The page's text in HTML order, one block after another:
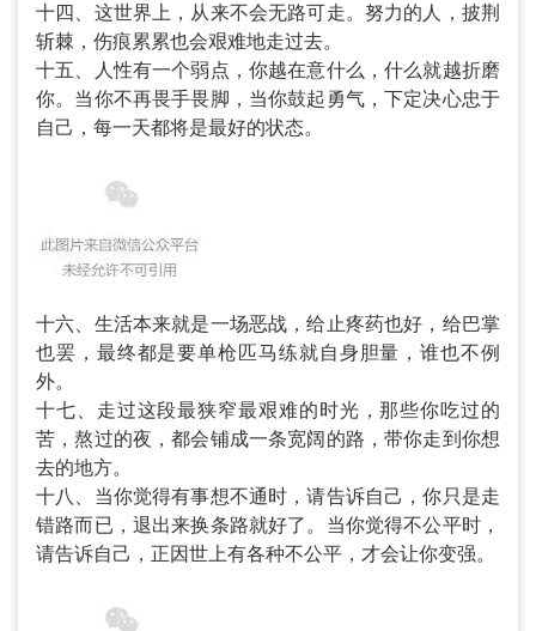
十四、这世界上，从来不会无路可走。努力的人，披荆
斩棘，伤痕累累也会艰难地走过去。
十五、人性有一个弱点，你越在意什么，什么就越折磨
你。当你不再畏手畏脚，当你鼓起勇气，下定决心忠于
自己，每一天都将是最好的状态。
十六、生活本来就是一场恶战，给止疼药也好，给巴掌
也罢，最终都是要单枪匹马练就自身胆量，谁也不例
外。
十七、走过这段最狭窄最艰难的时光，那些你吃过的
苦，熬过的夜，都会铺成一条宽阔的路，带你走到你想
去的地方。
十八、当你觉得有事想不通时，请告诉自己，你只是走
错路而已，退出来换条路就好了。当你觉得不公平时，
请告诉自己，正因世上有各种不公平，才会让你变强。